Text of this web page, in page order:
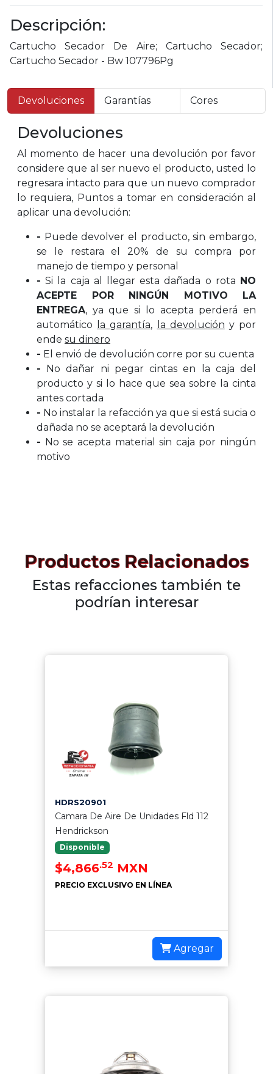
Descripción:
Cartucho Secador De Aire; Cartucho Secador;
Cartucho Secador - Bw 107796Pg
Devoluciones Garantías Cores
Devoluciones
Al momento de hacer una devolución por favor
considere que al ser nuevo el producto, usted lo
regresara intacto para que un nuevo comprador
lo requiera, Puntos a tomar en consideración al
aplicar una devolución:
- Puede devolver el producto, sin embargo,
se le restara el 20% de su compra por
manejo de tiempo y personal
- Si la caja al llegar esta dañada o rota NO
ACEPTE POR NINGÚN MOTIVO LA
ENTREGA, ya que si lo acepta perderá en
automático
la garantía, la devolución y por
ende su dinero
- El envió de devolución corre por su cuenta
- No dañar ni pegar cintas en la caja del
producto y si lo hace que sea sobre la cinta
antes cortada
- No instalar la refacción ya que si está sucia o
dañada no se aceptará la devolución
- No se acepta material sin caja por ningún
motivo
Productos Relacionados
Estas refacciones también te
podrían interesar
HDRS20901
Camara De Aire De Unidades Fld 112
Hendrickson
Disponible
$4,866.52 MXN
PRECIO EXCLUSIVO EN LÍNEA
Agregar